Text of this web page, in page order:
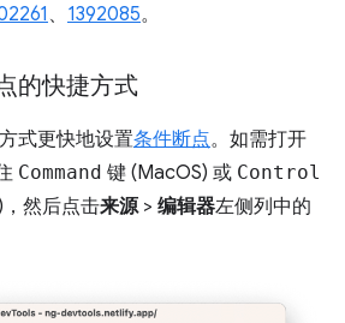
、 1392085。
的快捷方式
式更快地设置条件断点。如需打开
Command 键 (MacOS) 或 Control
然后点击来源> 编辑器左侧列中的